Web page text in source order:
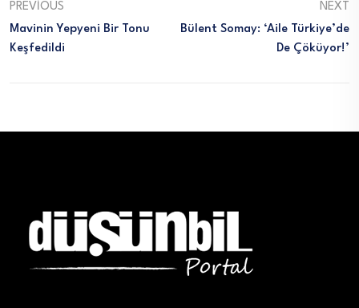
PREVIOUS
Mavinin Yepyeni Bir Tonu
Keşfedildi
NEXT
Bülent Somay: ‘Aile Türkiye’de
De Çöküyor!’